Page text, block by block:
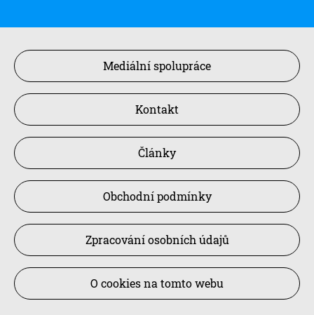
Mediální spolupráce
Kontakt
Články
Obchodní podmínky
Zpracování osobních údajů
O cookies na tomto webu